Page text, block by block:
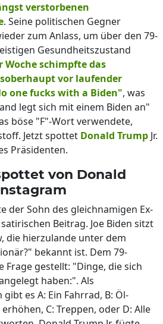
verstorbenen
. Seine politischen Gegner
zum Anlass, um über den 79-
Gesundheitszustand
Woche schimpfte das
vor laufender
one fucks with a Biden", was
legt sich mit einem Biden an"
böse "F"-Wort verwendete,
Jetzt spottet Donald Trump Jr.
Präsidenten.
von Donald
der Sohn des gleichnamigen Ex-
Beitrag. Joe Biden sitzt
die hierzulande unter dem
bekannt ist. Dem 79-
Frage gestellt: "Dinge, die sich
haben:". Als
es A: Ein Fahrrad, B: Öl-
C: Treppen, oder D: Alle